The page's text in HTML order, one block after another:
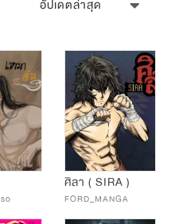
อัปเดตล่าสุด
ศิลา ( SIRA )
FORD_MANGA